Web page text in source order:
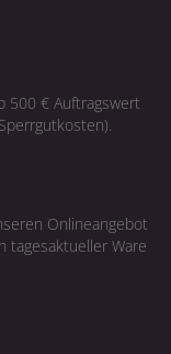
500 € Auftragswert
Onlineangebot
tagesaktueller Ware